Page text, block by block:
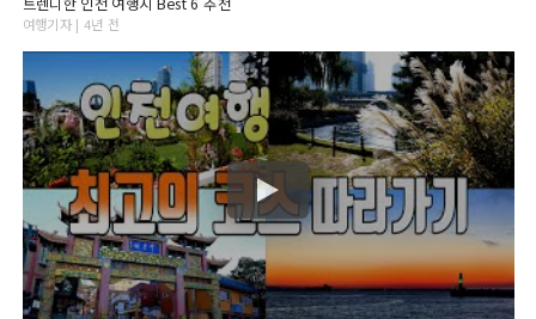
여행기자 | 4년 전